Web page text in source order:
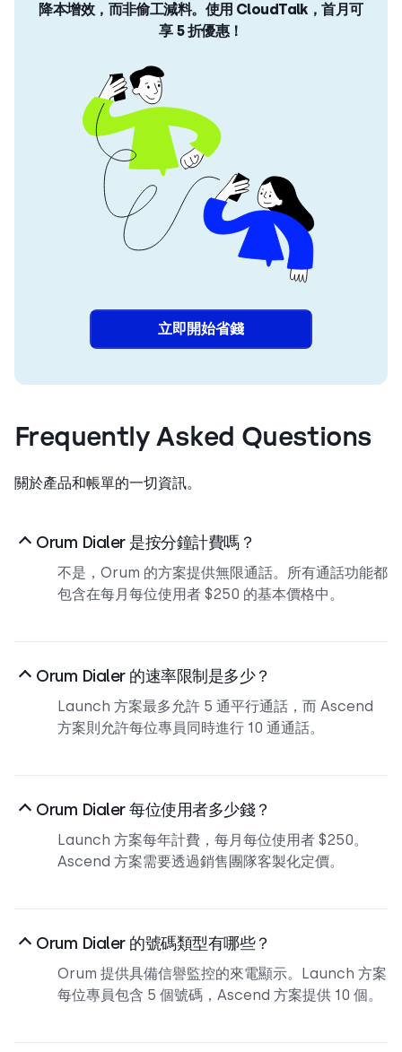
降本增效，而非偷工減料。使用 CloudTalk，首月可
享 5 折優惠！
立即開始省錢
Frequently Asked Questions
關於產品和帳單的一切資訊。
Orum Dialer 是按分鐘計費嗎？
不是，Orum 的方案提供無限通話。所有通話功能都
包含在每月每位使用者 $250 的基本價格中。
Orum Dialer 的速率限制是多少？
Launch 方案最多允許 5 通平行通話，而 Ascend
方案則允許每位專員同時進行 10 通通話。
Orum Dialer 每位使用者多少錢？
Launch 方案每年計費，每月每位使用者 $250。
Ascend 方案需要透過銷售團隊客製化定價。
Orum Dialer 的號碼類型有哪些？
Orum 提供具備信譽監控的來電顯示。Launch 方案
每位專員包含 5 個號碼，Ascend 方案提供 10 個。